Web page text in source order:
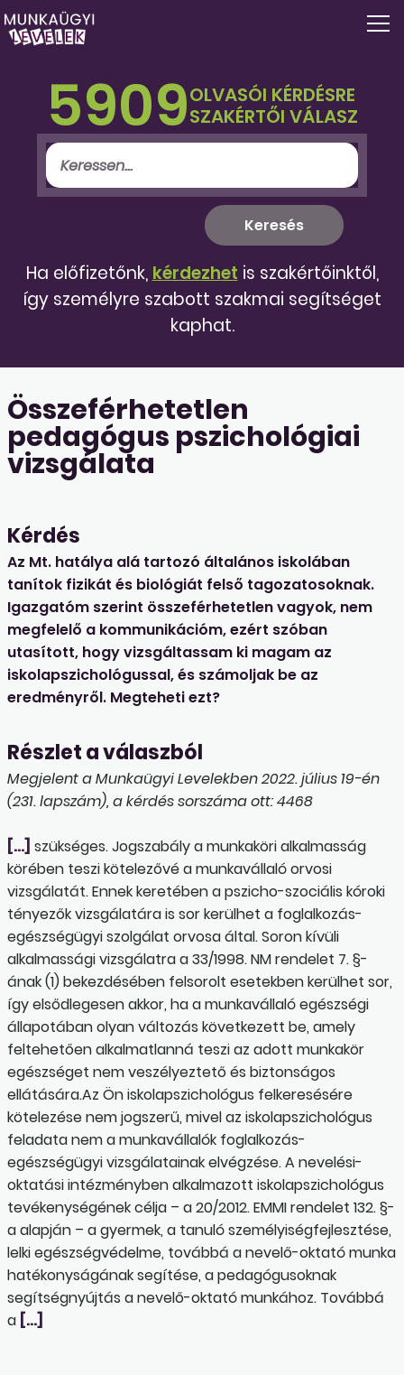
5909OLVASÓI KÉRDÉSRE
SZAKÉRTŐI VÁLASZ
Ha előfizetőnk, kérdezhet is szakértőinktől,
így személyre szabott szakmai segítséget
kaphat.
Összeférhetetlen
pedagógus pszichológiai
vizsgálata
Kérdés
Az Mt. hatálya alá tartozó általános iskolában
tanítok fizikát és biológiát felső tagozatosoknak.
Igazgatóm szerint összeférhetetlen vagyok, nem
megfelelő a kommunikációm, ezért szóban
utasított, hogy vizsgáltassam ki magam az
iskolapszichológussal, és számoljak be az
eredményről. Megteheti ezt?
Részlet a válaszból
Megjelent a Munkaügyi Levelekben 2022. július 19-én
(231. lapszám), a kérdés sorszáma ott: 4468
[…] szükséges. Jogszabály a munkaköri alkalmasság
körében teszi kötelezővé a munkavállaló orvosi
vizsgálatát. Ennek keretében a pszicho-szociális kóroki
tényezők vizsgálatára is sor kerülhet a foglalkozás-
egészségügyi szolgálat orvosa által. Soron kívüli
alkalmassági vizsgálatra a 33/1998. NM rendelet 7. §-
ának (1) bekezdésében felsorolt esetekben kerülhet sor,
így elsődlegesen akkor, ha a munkavállaló egészségi
állapotában olyan változás következett be, amely
feltehetően alkalmatlanná teszi az adott munkakör
egészséget nem veszélyeztető és biztonságos
ellátására.Az Ön iskolapszichológus felkeresésére
kötelezése nem jogszerű, mivel az iskolapszichológus
feladata nem a munkavállalók foglalkozás-
egészségügyi vizsgálatainak elvégzése. A nevelési-
oktatási intézményben alkalmazott iskolapszichológus
tevékenységének célja – a 20/2012. EMMI rendelet 132. §-
a alapján – a gyermek, a tanuló személyiségfejlesztése,
lelki egészségvédelme, továbbá a nevelő-oktató munka
hatékonyságának segítése, a pedagógusoknak
segítségnyújtás a nevelő-oktató munkához. Továbbá
a […]